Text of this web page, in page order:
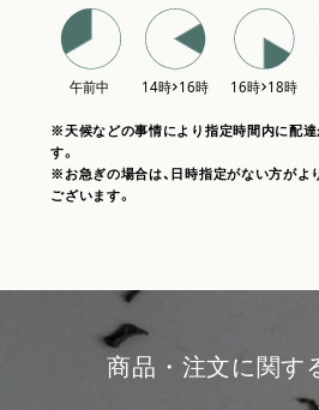
※天候などの事情により指定時間内に配達
す。
※お急ぎの場合は、日時指定がない方がよ
ございます。
商品・注文に関す